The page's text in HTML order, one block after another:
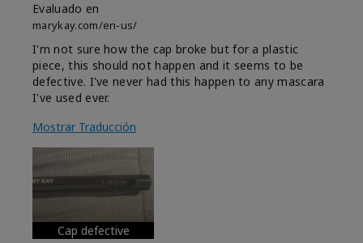
Evaluado en
marykay.com/en-us/
I'm not sure how the cap broke but for a plastic
piece, this should not happen and it seems to be
defective. I've never had this happen to any mascara
I've used ever.
Mostrar Traducción
Cap defective